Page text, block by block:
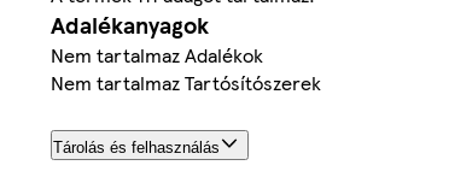
Adalékanyagok
Nem tartalmaz Adalékok
Nem tartalmaz Tartósítószerek
Tárolás és felhasználás